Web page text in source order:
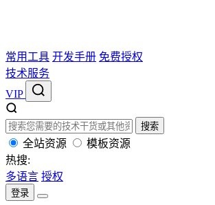
常用工具 开发手册 免费授权
技术服务
VIP
搜索
全站资源
模板资源
热搜:
多语言 授权
登录